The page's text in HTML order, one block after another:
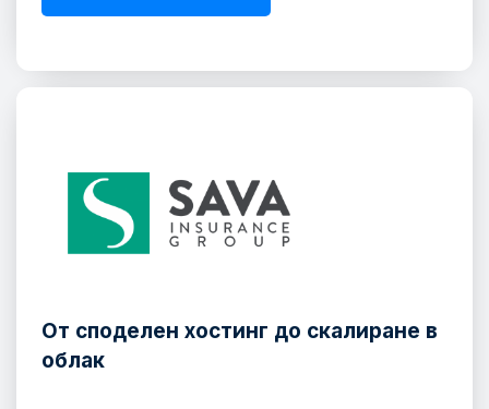
От споделен хостинг до скалиране в
облак